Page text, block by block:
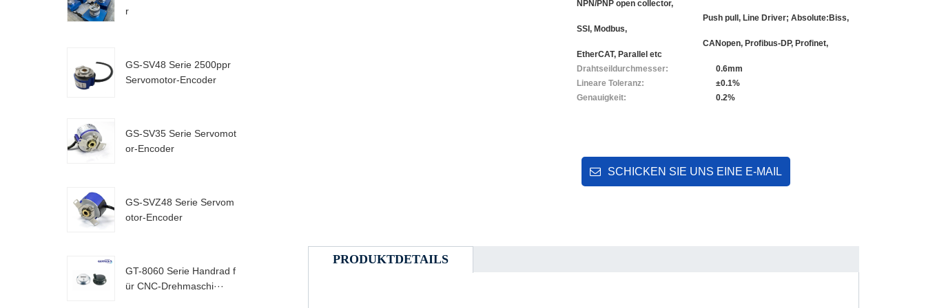
r
GS-SV48 Serie 2500ppr
Servomotor-Encoder
GS-SV35 Serie Servomot
or-Encoder
GS-SVZ48 Serie Servom
otor-Encoder
GT-8060 Serie Handrad f
ür CNC-Drehmaschi···
NPN/PNP open collector,
Push pull, Line Driver; Absolute:Biss,
SSI, Modbus,
CANopen, Profibus-DP, Profinet,
EtherCAT, Parallel etc
Drahtseildurchmesser:
0.6mm
Lineare Toleranz:
±0.1%
Genauigkeit:
0.2%
SCHICKEN SIE UNS EINE E-MAIL
PRODUKTDETAILS